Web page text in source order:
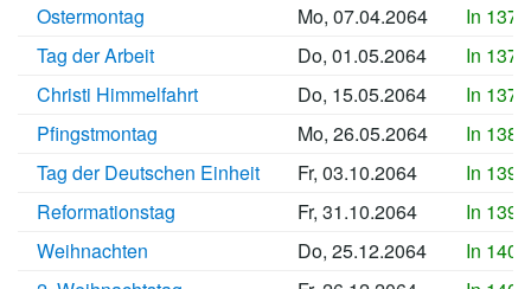
Ostermontag
Mo, 07.04.2064
In
Tag der Arbeit
Do, 01.05.2064
In
Christi Himmelfahrt
Do, 15.05.2064
In
Pfingstmontag
Mo, 26.05.2064
In
Tag der Deutschen Einheit
Fr, 03.10.2064
In
Reformationstag
Fr, 31.10.2064
In
Weihnachten
Do, 25.12.2064
In